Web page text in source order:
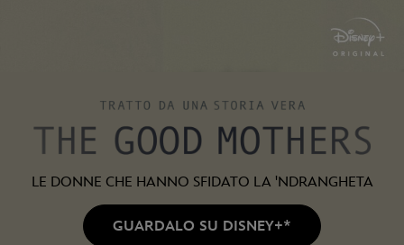
LE DONNE CHE HANNO SFIDATO LA 'NDRANGHETA
GUARDALO SU DISNEY+*